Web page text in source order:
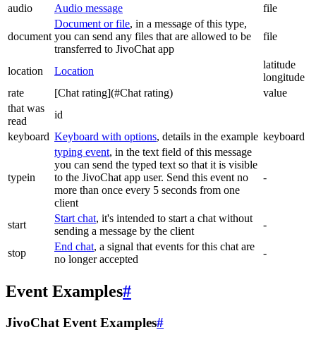
audio
Audio message file
document
Document or file, in a message of this type,
you can send any files that are allowed to be
transferred to JivoChat app
file
location Location
latitude
longitude
rate
[Chat rating](#Chat rating)
value
that was
read
id
keyboard Keyboard with options, details in the example keyboard
typein
typing event, in the text field of this message
you can send the typed text so that it is visible
to the JivoChat app user. Send this event no
more than once every 5 seconds from one
client
-
start
Start chat, it's intended to start a chat without
sending a message by the client
-
stop
End chat, a signal that events for this chat are
no longer accepted
-
Event Examples#
JivoChat Event Examples#